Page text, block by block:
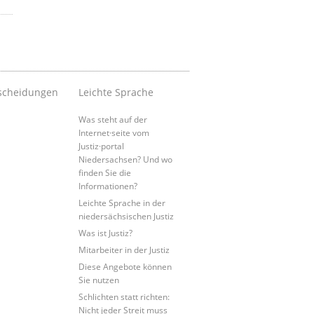
Leichte Sprache
Was steht auf der
Internet·seite vom
Justiz·portal
Niedersachsen? Und wo
finden Sie die
Informationen?
Leichte Sprache in der
niedersächsischen Justiz
Was ist Justiz?
Mitarbeiter in der Justiz
Diese Angebote können
Sie nutzen
Schlichten statt richten:
Nicht jeder Streit muss